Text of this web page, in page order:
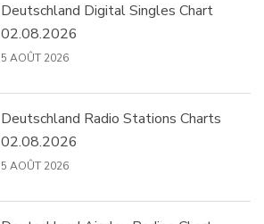
Deutschland Digital Singles Chart
02.08.2026
5 AOÛT 2026
Deutschland Radio Stations Charts
02.08.2026
5 AOÛT 2026